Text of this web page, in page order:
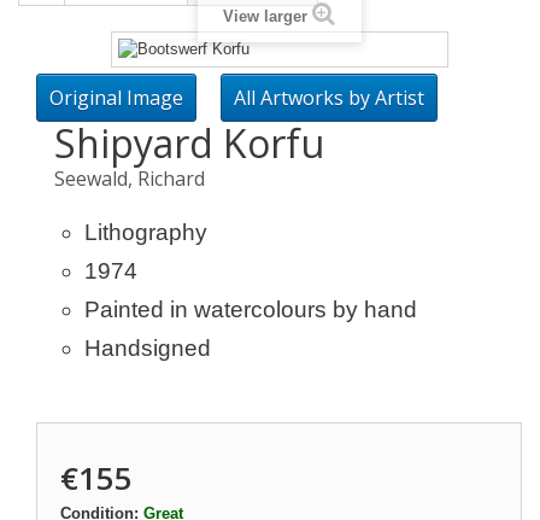
View larger
Original Image All Artworks by Artist
Shipyard Korfu
Seewald, Richard
Lithography
1974
Painted in watercolours by hand
Handsigned
€155
Condition: Great